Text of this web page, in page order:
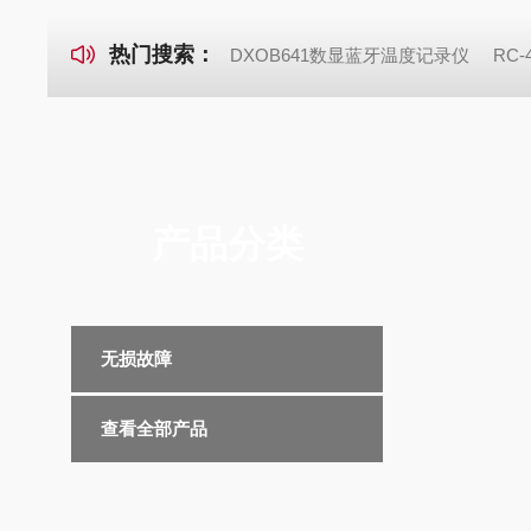
热门搜索： DXOB641数显蓝牙温度记录仪 RC-
无损故障
查看全部产品